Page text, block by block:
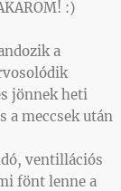
:)
a
jönnek heti
a meccsek után
ventillációs
fönt lenne a